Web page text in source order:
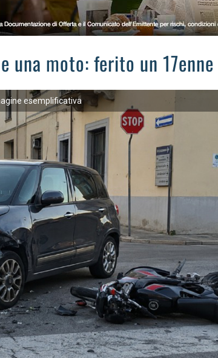
una moto: ferito un 17enne
esemplificativa